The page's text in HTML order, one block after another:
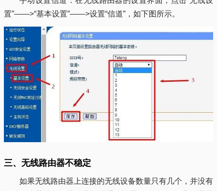
置”——>“基本设置”——>设置“信道”，如下图所示。
三、无线路由器不稳定
如果无线路由器上连接的无线设备数量只有几个，并没有